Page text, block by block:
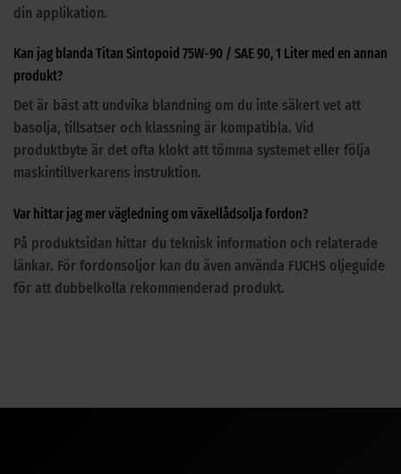
din applikation.
Kan jag blanda Titan Sintopoid 75W-90 / SAE 90, 1 Liter med en annan
produkt?
Det är bäst att undvika blandning om du inte säkert vet att
basolja, tillsatser och klassning är kompatibla. Vid
produktbyte är det ofta klokt att tömma systemet eller följa
maskintillverkarens instruktion.
Var hittar jag mer vägledning om växellådsolja fordon?
På produktsidan hittar du teknisk information och relaterade
länkar. För fordonsoljor kan du även använda FUCHS oljeguide
för att dubbelkolla rekommenderad produkt.